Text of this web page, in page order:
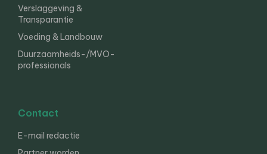
Verslaggeving &
Transparantie
Voeding & Landbouw
Duurzaamheids-/MVO-
professionals
Contact
E-mail redactie